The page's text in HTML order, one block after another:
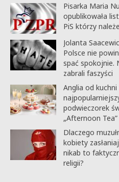
Pisarka Maria
opublikowała
PiS którzy
Jolanta
Polsce nie
spać spokojnie.
zabrali faszyści
Anglia od kuchni
podwieczorek
„Afternoon Tea”
Dlaczego
kobiety
nikab to
religii?